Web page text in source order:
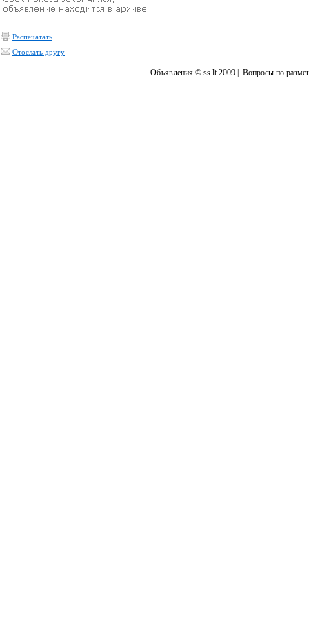
Распечатать
Отослать другу
Объявления © ss.lt 2009 | Вопросы по